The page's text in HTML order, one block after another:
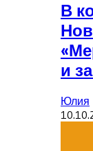
В
и
Юлия